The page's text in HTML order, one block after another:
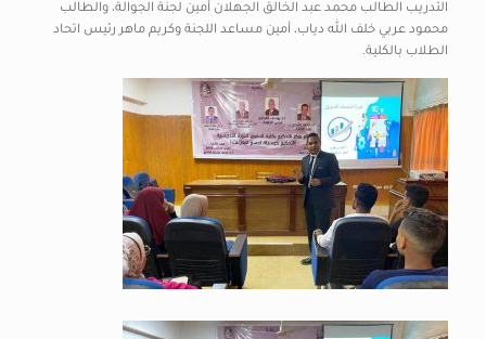
التدريب الطالب محمد عبد الخالق الجهلان أمين لجنة الجوالة، والطالب
محمود عربي خلف الله دياب، أمين مساعد اللجنة وكريم ماهر رئيس اتحاد
الطلاب بالكلية.